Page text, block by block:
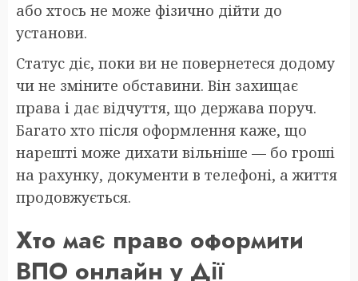
або хтось не може фізично дійти до
установи.
Статус діє, поки ви не повернетеся додому
чи не зміните обставини. Він захищає
права і дає відчуття, що держава поруч.
Багато хто після оформлення каже, що
нарешті може дихати вільніше — бо гроші
на рахунку, документи в телефоні, а життя
продовжується.
Хто має право оформити
ВПО онлайн у Дії